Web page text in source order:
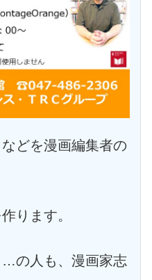
どを漫画編集者の
ります。
…の人も、漫画家志